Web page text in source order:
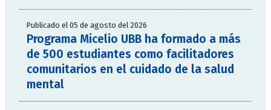
Publicado el 05 de agosto del 2026
Programa Micelio UBB ha formado a más
de 500 estudiantes como facilitadores
comunitarios en el cuidado de la salud
mental